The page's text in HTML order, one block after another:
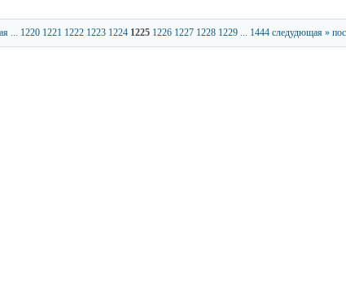
... 1220 1221 1222 1223 1224 1225 1226 1227 1228 1229 ... 1444 следудющая »